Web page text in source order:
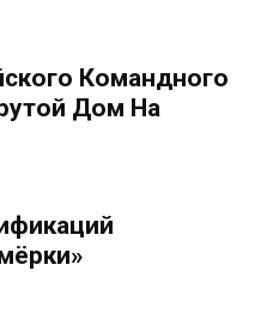
Командного
Дом На